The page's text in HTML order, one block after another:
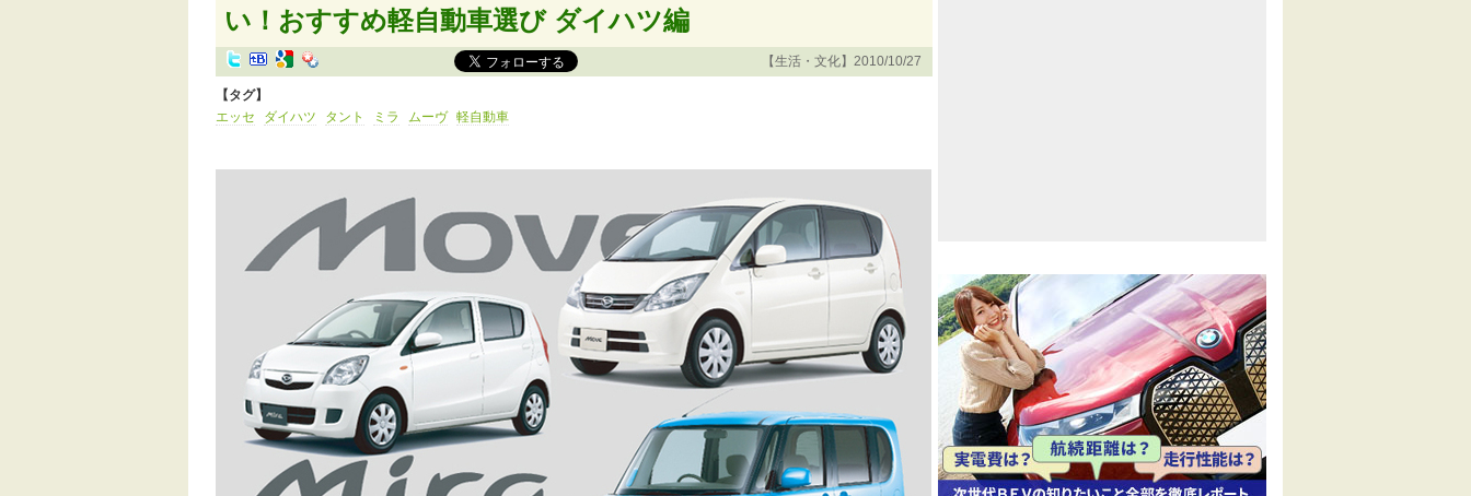
い！おすすめ軽自動車選び ダイハツ編
【生活・文化】2010/10/27
【タグ】
エッセ
ダイハツ タント ミラ ムーヴ 軽自動車